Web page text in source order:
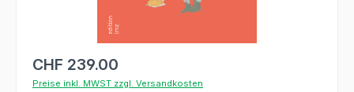
CHF 239.00
Preise inkl. MWST zzgl. Versandkosten